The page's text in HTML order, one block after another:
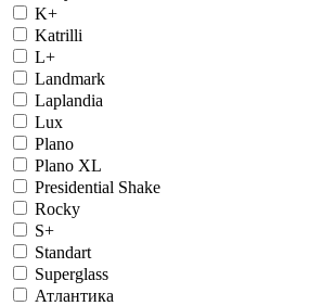
K+
Katrilli
L+
Landmark
Laplandia
Lux
Plano
Plano XL
Presidential Shake
Rocky
S+
Standart
Superglass
Атлантика